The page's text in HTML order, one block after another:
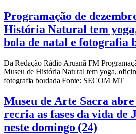
Programação de
História Natural tem
bola de natal e fotografia
Da Redação Rádio Aruanã FM
Museu de História Natural tem yoga,
fotografia bordada Fonte: SECOM MT
Museu de Arte Sacra abre
recria as fases da vida de
neste domingo (24)